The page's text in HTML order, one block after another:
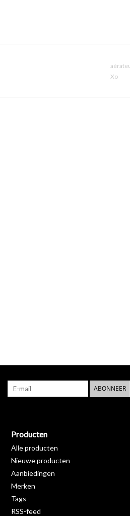
Xo
ABONNEER
Producten
Alle producten
Nieuwe producten
Aanbiedingen
Merken
Tags
RSS-feed